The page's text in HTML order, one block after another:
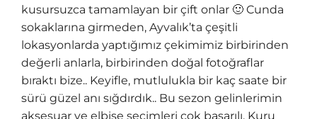
kusursuzca tamamlayan bir çift onlar 🙂 Cunda
sokaklarına girmeden, Ayvalık’ta çeşitli
lokasyonlarda yaptığımız çekimimiz birbirinden
değerli anlarla, birbirinden doğal fotoğraflar
bıraktı bize.. Keyifle, mutlulukla bir kaç saate bir
sürü güzel anı sığdırdık.. Bu sezon gelinlerimin
aksesuar ve elbise seçimleri çok başarılı. Kuru